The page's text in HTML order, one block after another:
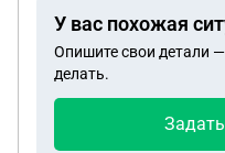
расходные кассовые
эти деньги--НО мы не
деньги за страховки? Есть ли смысл подавать
У вас похожая
Опишите свои детали
делать.